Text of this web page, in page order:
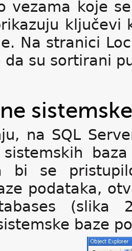
vezama koje
Na stranici
da su sortirani
na SQL
sistemskih
bi se
podataka,
(slika
baze